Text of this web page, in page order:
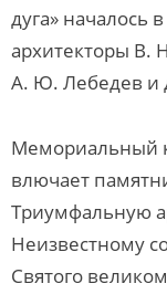
дуга» началось
архитекторы В.
А. Ю. Лебедев и
Мемориальный
влючает
Триумфальную
Неизвестному
Святого